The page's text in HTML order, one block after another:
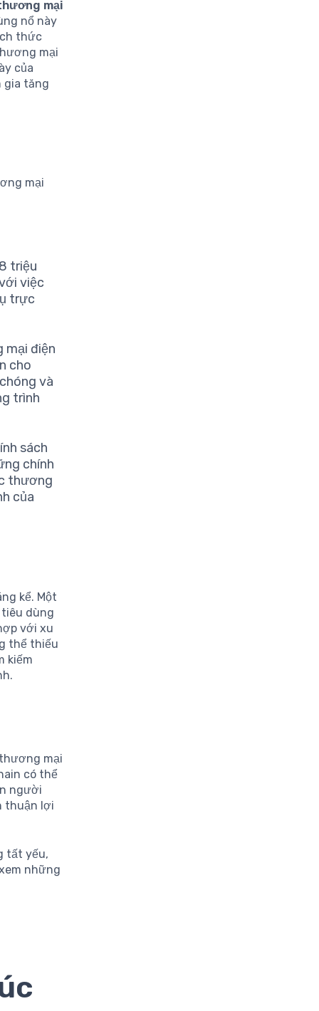
mại
nổ này
thức
mại
của
gia tăng
mại
triệu
việc
trực
mại điện
cho
và
trình
sách
chính
thương
của
kể. Một
dùng
với xu
thể thiếu
kiếm
mại
có thể
người
thuận lợi
tất yếu,
những